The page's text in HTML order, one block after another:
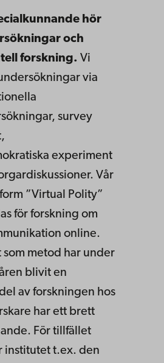
hör
och
forskning. Vi
via
survey
experiment
Vår
”Virtual Polity”
för forskning om
online.
som metod har under
blivit en
av forskningen hos
har ett brett
För tillfället
institutet t.ex. den